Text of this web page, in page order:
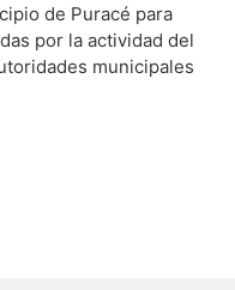
de Puracé para
por la actividad del
municipales